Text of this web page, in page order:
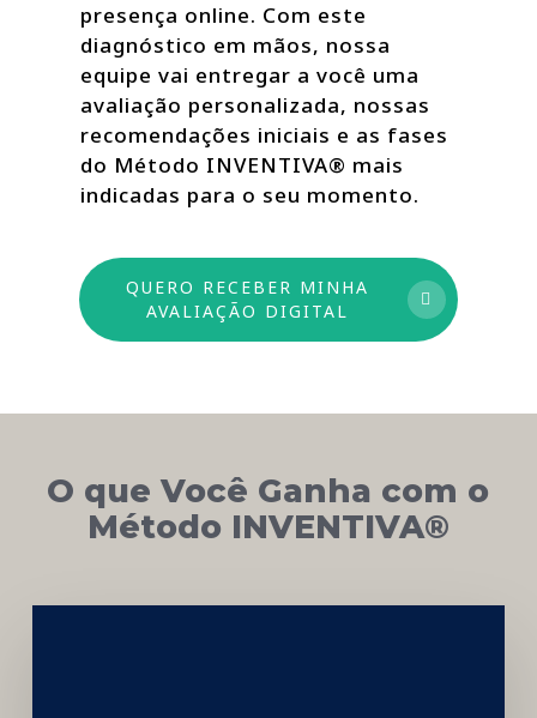
presença online. Com este
diagnóstico em mãos, nossa
equipe vai entregar a você uma
avaliação personalizada, nossas
recomendações iniciais e as fases
do Método INVENTIVA® mais
indicadas para o seu momento.
QUERO RECEBER MINHA
AVALIAÇÃO DIGITAL
O que Você Ganha com o
Método INVENTIVA®